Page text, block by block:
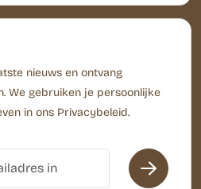
nieuws en ontvang
We gebruiken je persoonlijke
in ons Privacybeleid.